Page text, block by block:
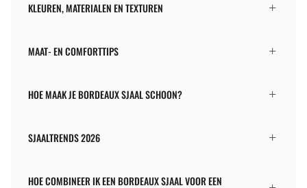
KLEUREN, MATERIALEN EN TEXTUREN
MAAT- EN COMFORTTIPS
HOE MAAK JE BORDEAUX SJAAL SCHOON?
SJAALTRENDS 2026
HOE COMBINEER IK EEN BORDEAUX SJAAL VOOR EEN